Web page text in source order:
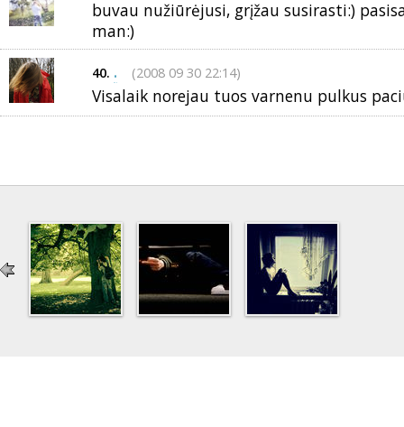
buvau nužiūrėjusi, grįžau susirasti:)
man:)
40. . (2008 09 30 22:14)
Visalaik norejau tuos varnenu pulkus